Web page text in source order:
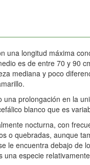
una longitud máxima
es de entre 70 y 90
mediana y poco
prolongación en la
blanco que es
nocturna, con
o quebradas, aunque
le encuentra debajo de
especie